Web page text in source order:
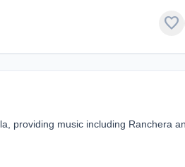
favorite
providing music including Ranchera